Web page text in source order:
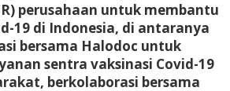
perusahaan untuk membantu
19 di Indonesia, di antaranya
bersama Halodoc untuk
sentra vaksinasi Covid-19
berkolaborasi bersama